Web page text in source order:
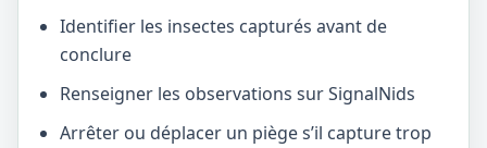
Identifier les insectes capturés avant de
conclure
Renseigner les observations sur SignalNids
Arrêter ou déplacer un piège s’il capture trop